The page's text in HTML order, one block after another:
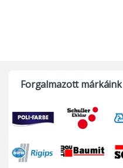
Forgalmazott márkáink